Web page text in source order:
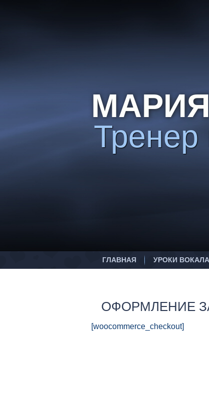
Тренер
ГЛАВНАЯ УРОКИ ВОКАЛА
ОФОРМЛЕНИЕ
[woocommerce_checkout]